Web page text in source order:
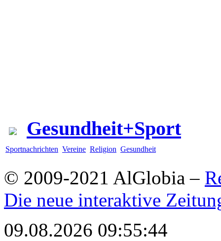
Gesundheit+Sport
Sportnachrichten Vereine Religion Gesundheit
© 2009-2021 AlGlobia –
Die neue interaktive
09.08.2026 09:55:44